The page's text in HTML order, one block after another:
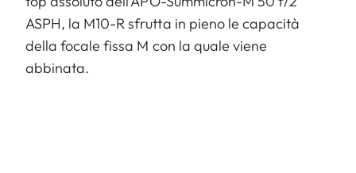
ASPH, la M10-R sfrutta in pieno le capacità
della focale fissa M con la quale viene
abbinata.